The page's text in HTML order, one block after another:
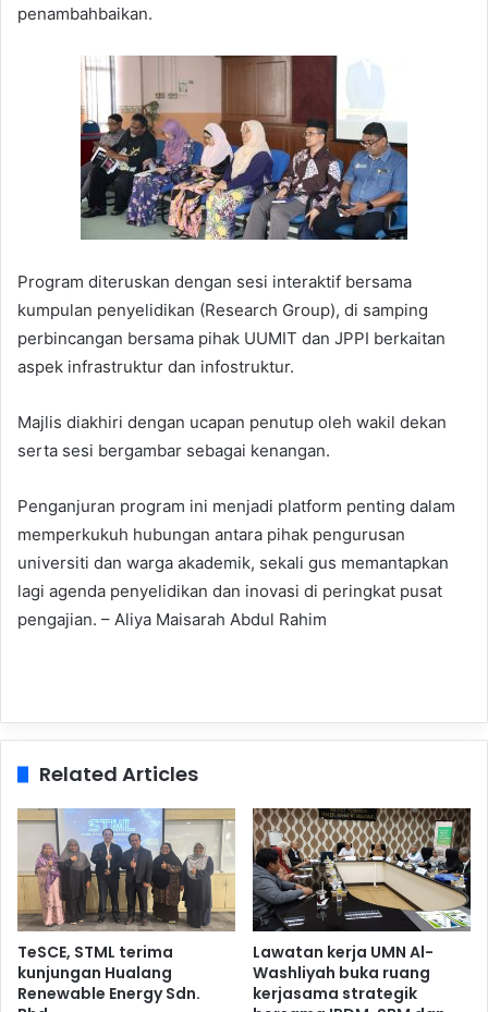
penambahbaikan.
Program diteruskan dengan sesi interaktif bersama
kumpulan penyelidikan (Research Group), di samping
perbincangan bersama pihak UUMIT dan JPPI berkaitan
aspek infrastruktur dan infostruktur.
Majlis diakhiri dengan ucapan penutup oleh wakil dekan
serta sesi bergambar sebagai kenangan.
Penganjuran program ini menjadi platform penting dalam
memperkukuh hubungan antara pihak pengurusan
universiti dan warga akademik, sekali gus memantapkan
lagi agenda penyelidikan dan inovasi di peringkat pusat
pengajian. – Aliya Maisarah Abdul Rahim
Related Articles
TeSCE, STML terima
kunjungan Hualang
Renewable Energy Sdn.
Lawatan kerja UMN Al-
Washliyah buka ruang
kerjasama strategik